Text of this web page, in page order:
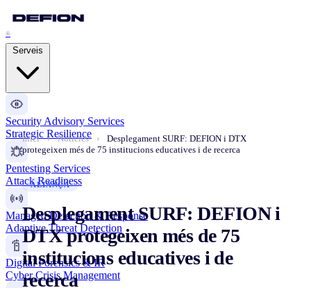
®
Security Advisory Services
Strategic Resilience
Pentesting Services
Attack Readiness
Managed Detection & Response
Adaptive Threat Detection
Digital Forensics & IR
Cyber Crisis Management
Inici › Notícies ›
Desplegament SURF: DEFION i DTX
protegeixen més de 75 institucions educatives i de recerca
ALIANÇA
Desplegament SURF: DEFION i
DTX protegeixen més de 75
institucions educatives i de
recerca